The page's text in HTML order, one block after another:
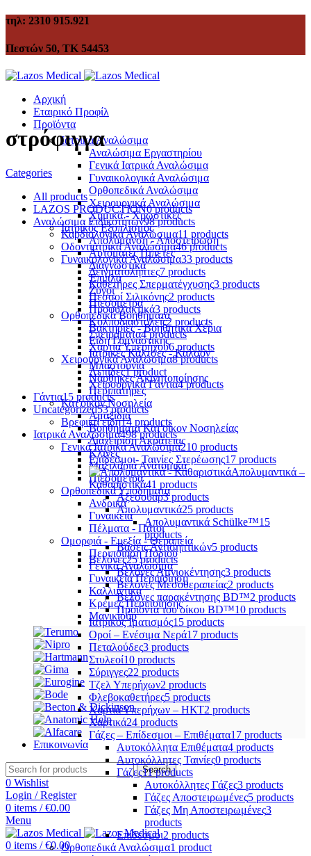
τηλ: 2310 915.921
Πεστών 50, ΤΚ 54453
Αρχική
Εταιρικό Προφίλ
Προϊόντα
Ιατρικά Αναλώσιμα
Αναλώσιμα Εργαστηρίου
Γενικά Ιατρικά Αναλώσιμα
Γυναικολογικά Αναλώσιμα
Ορθοπεδικά Αναλώσιμα
Χειρουργικά Αναλώσιμα
Χημικά - Χρωστικές
Ιατρικός Εξοπλισμός
Απολύμανση - Αποστείρωση
Αυτόματες Πιπέτες
Διαγνωστικά
Έπιπλα
Ζυγοί
Πιεσόμετρα
Ορθοπεδικά Βοηθήματα
Βακτηρίες - Βοηθητικά Χέρια
Είδη Γυμναστικής
Ιατρικές Κάλτσες - Καλσόν
Μπαστούνια
Νάρθηκες Ακινητοποίησης
Περιπατήρες
Κατ'οίκον Νοσηλεία
Αμαξίδια
Βοηθήματα Κατ'οίκον Νοσηλείας
Διαχείριση Ακράτειας
Κλίνες
Μαξιλάρια Ανατομικά
Πιεσόμετρα
Ορθοπεδικά Υποδήματα
Ανδρικά
Γυναικεία
Πέλματα - Πάτοι
Ομορφιά - Ευεξία - Θεραπεία
Περιποίηση Ποδιού
Γενικά Αναλώσιμα
Γυναικεία Περιποίηση
Καλλυντικά
Κρέμες Περιποίησης
Μανικιούρ
Επικοινωνία
Search
0 Wishlist
Login / Register
0 items / €0.00
Menu
0 items / €0.00
στρόφιγγα
Categories
All products
LAZOS PRODUCTION0 products
Αναλώσιμα Ειδικοτήτων98 products
Καρδιολογικά Αναλώσιμα11 products
Οδοντιατρικά Αναλώσιμα46 products
Γυναικολογικά Αναλώσιμα33 products
Δειγματολήπτες7 products
Καθετήρες Σπερματέγχυσης3 products
Πεσσοί Σιλικόνης2 products
Προφυλακτικά3 products
Κολποδιαστολείς2 products
Σπειράματα4 products
Χαρτιά Υπερήχου6 products
Χειρουργικά Αναλώσιμα8 products
Λεπίδες1 product
Χειρουργικά Γάντια4 products
Γάντια15 products
Uncategorized53 products
Βρεφικά είδη14 products
Ιατρικά Αναλώσιμα498 products
Γενικά Ιατρικά Αναλώσιμα210 products
Επίδεσμοι- Ταινίες Στερέωσης17 products
Απολυμαντικά –
Καθαριστικά41 products
Αξεσουάρ3 products
Απολυμαντικά25 products
Απολυμαντικά Schülke™15
products
Βάσεις Αντισηπτικών5 products
Βελόνες25 products
Βελόνες Αμνιοκέντησης3 products
Βελόνες Μεσοθεραπείας2 products
Βελόνες παρακέντησης BD™2 products
Προϊόντα του οίκου BD™10 products
Ιατρικός Ιματισμός15 products
Οροί – Ενέσιμα Νερά17 products
Πεταλούδες3 products
Στυλεοί10 products
Σύριγγες22 products
Τζελ Υπερήχων2 products
Φλεβοκαθετήρες5 products
Χαρτιά Υπερήχων – ΗΚΤ2 products
Χαρτικά24 products
Γάζες – Επίδεσμοι – Επιθέματα17 products
Αυτοκόλλητα Επιθέματα4 products
Αυτοκόλλητες Ταινίες0 products
Γάζες11 products
Αυτοκόλλητες Γάζες3 products
Γάζες Αποστειρωμένες5 products
Γάζες Μη Αποστειρωμένες3
products
Επίδεσμοι2 products
Ορθοπεδικά Αναλώσιμα1 product